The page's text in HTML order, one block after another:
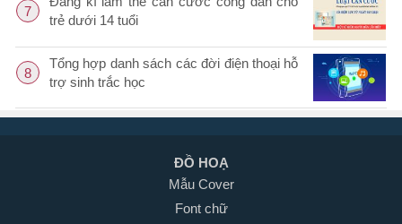
7
trẻ dưới 14 tuổi
8
Tổng hợp danh sách các đời điện thoại hỗ
trợ sinh trắc học
ĐỒ HOẠ
Mẫu Cover
Font chữ